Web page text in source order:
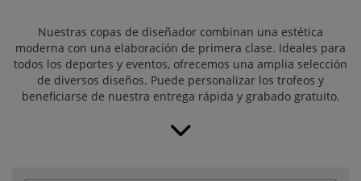
Nuestras copas de diseñador combinan una estética
moderna con una elaboración de primera clase. Ideales para
todos los deportes y eventos, ofrecemos una amplia selección
de diversos diseños. Puede personalizar los trofeos y
beneficiarse de nuestra entrega rápida y grabado gratuito.